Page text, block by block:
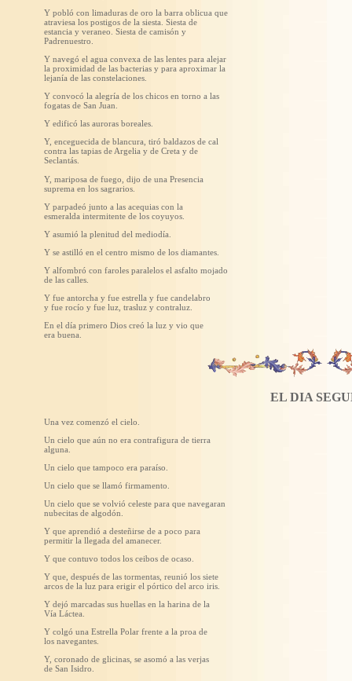
Y pobló con limaduras de oro la barra oblicua que
atraviesa los postigos de la siesta. Siesta de
estancia y veraneo. Siesta de camisón y
Padrenuestro.
Y navegó el agua convexa de las lentes para alejar
la proximidad de las bacterias y para aproximar la
lejanía de las constelaciones.
Y convocó la alegría de los chicos en torno a las
fogatas de San Juan.
Y edificó las auroras boreales.
Y, enceguecida de blancura, tiró baldazos de cal
contra las tapias de Argelia y de Creta y de
Seclantás.
Y, mariposa de fuego, dijo de una Presencia
suprema en los sagrarios.
Y parpadeó junto a las acequias con la
esmeralda intermitente de los coyuyos.
Y asumió la plenitud del mediodía.
Y se astilló en el centro mismo de los diamantes.
Y alfombró con faroles paralelos el asfalto mojado
de las calles.
Y fue antorcha y fue estrella y fue candelabro
y fue rocío y fue luz, trasluz y contraluz.
En el día primero Dios creó la luz y vio que
era buena.
EL DIA
Una vez comenzó el cielo.
Un cielo que aún no era contrafigura de tierra
alguna.
Un cielo que tampoco era paraíso.
Un cielo que se llamó firmamento.
Un cielo que se volvió celeste para que navegaran
nubecitas de algodón.
Y que aprendió a desteñirse de a poco para
permitir la llegada del amanecer.
Y que contuvo todos los ceibos de ocaso.
Y que, después de las tormentas, reunió los siete
arcos de la luz para erigir el pórtico del arco iris.
Y dejó marcadas sus huellas en la harina de la
Vía Láctea.
Y colgó una Estrella Polar frente a la proa de
los navegantes.
Y, coronado de glicinas, se asomó a las verjas
de San Isidro.